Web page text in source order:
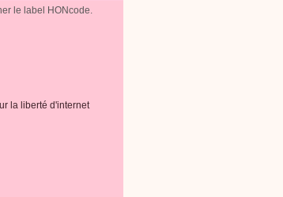
le label HONcode.
la liberté d'internet